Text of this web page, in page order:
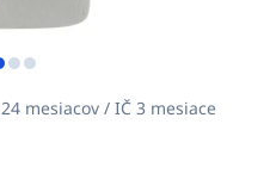
24 mesiacov / IČ 3 mesiace